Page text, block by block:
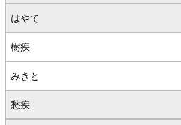
はやて
樹疾
みきと
愁疾